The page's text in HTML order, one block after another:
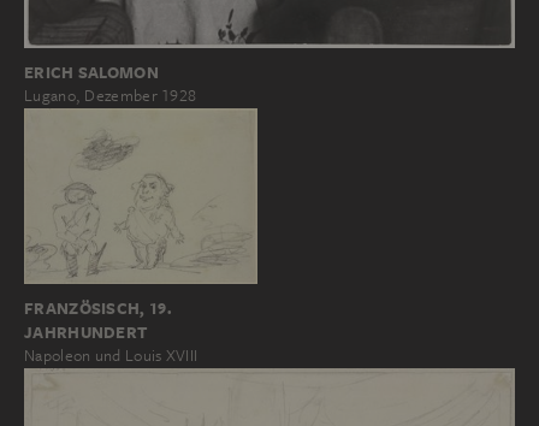
ERICH SALOMON
Lugano, Dezember 1928
FRANZÖSISCH, 19.
JAHRHUNDERT
Napoleon und Louis XVIII